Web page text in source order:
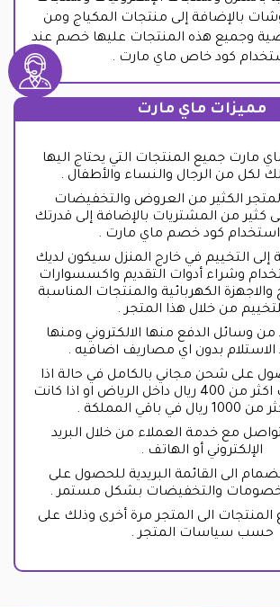
بالإضافة إلى منتجات المكياج ومن
وجميع هذه المنتجات عليها خصم عند
كود خاص ماي مارت .
مميزات ماي مارت
مارت جميع المنتجات التي يحتاج اليها
لكل من الرجال والنساء والأطفال .
الكثير من العروض والتخفيضات
من المشتريات بالإضافة إلى قدرتك
كود خصم ماي مارت .
إلى التخييم في خارج المنزل سيكون لديك
وشراء أدوات التقديم واكسسوارات
الكهربائية والمنتجات المناسبة
من خلال هذا المتجر .
من وسائل الدفع منها الالكتروني ومنها
الاستلام بدون اي مصاريف اضافيه .
على شحن مجاني بالكامل في حالة اذا
كانت مشترياتك اكثر من 400 ريال داخل الرياض او اذا كانت
باقي المملكة .
مع خدمة العملاء من خلال البريد
الإلكتروني أو الهاتف .
الى القائمة البريدية للحصول على
والتخفيضات بشكل مستمر .
المنتجات الى المتجر مرة أخرى وذلك على
حسب سياسات المتجر .